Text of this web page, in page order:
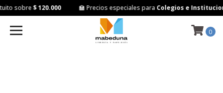
sobre$ 120.000 🏫 Precios especiales paraColegios e
0